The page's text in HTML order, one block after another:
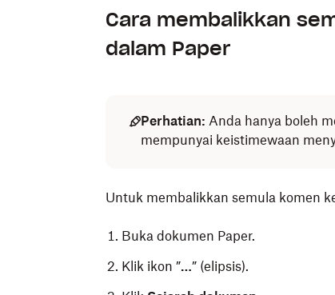
Cara membalikkan
dalam Paper
Perhatian: Anda hanya boleh
mempunyai keistimewaan
Untuk membalikkan semula komen
Buka dokumen Paper.
Klik ikon ”…” (elipsis).